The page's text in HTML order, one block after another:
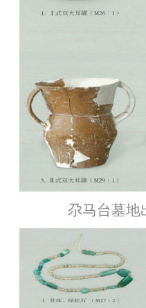
尕马台墓地